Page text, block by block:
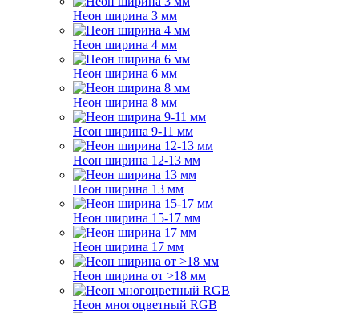
Неон ширина 3 мм
Неон ширина 4 мм
Неон ширина 6 мм
Неон ширина 8 мм
Неон ширина 9-11 мм
Неон ширина 12-13 мм
Неон ширина 13 мм
Неон ширина 15-17 мм
Неон ширина 17 мм
Неон ширина от >18 мм
Неон многоцветный RGB